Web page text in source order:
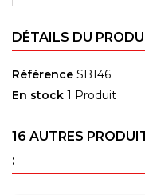
DÉTAILS DU
Référence SB146
En stock 1 Produit
16 AUTRES
: